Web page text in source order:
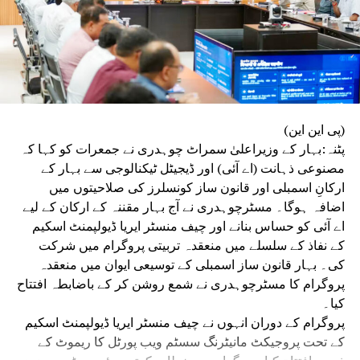
(پی این این)
پٹنہ:بہار کے وزیراعلیٰ سمراٹ چوہدری نے جمعرات کو کہا کہ
مصنوعی ذہانت (اے آئی) اور ڈیجیٹل ٹیکنالوجی سے بہار کے
ارکانِ اسمبلی اور قانون ساز کونسلرز کی صلاحیتوں میں
اضافہ ہوگا۔ مسٹرچوہدری نے آج بہار مقننہ کے ارکان کے لیے
اے آئی کو حساس بنانے اور چیف منسٹر ایریا ڈیولپمنٹ اسکیم
کے نفاذ کے سلسلے میں منعقدہ تربیتی پروگرام میں شرکت
کی۔ بہار قانون ساز اسمبلی کے توسیعی ایوان میں منعقدہ
پروگرام کا مسٹرچوہدری نے شمع روشن کر کے باضابطہ افتتاح
کیا۔
پروگرام کے دوران انہوں نے چیف منسٹر ایریا ڈیولپمنٹ اسکیم
کے تحت پروجیکٹ مانیٹرنگ سسٹم ویب پورٹل کا ریموٹ کے